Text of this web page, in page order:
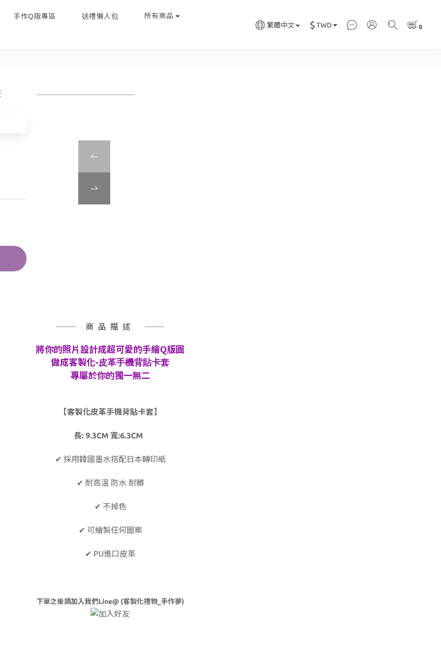
手作Q版專區 送禮懶人包 所有商品
繁體中文 $ TWD
商品描述
將你的照片設計成超可愛的手繪Q版圖
做成客製化-皮革手機背貼卡套
專屬於你的獨一無二
【客製化皮革手機背貼卡套】
長: 9.3CM 寬:6.3CM
✔ 採用韓國墨水搭配日本轉印紙
✔ 耐高溫 防水 耐髒
✔ 不掉色
✔ 可繪製任何圖案
✔ PU進口皮革
下單之後請加入我們Line@ (客製化禮物_手作夢)